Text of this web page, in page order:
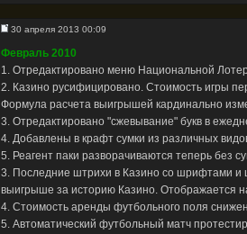
30 апреля 2013 00:09
Февраль 2010
1. Отредактировано меню Национальной
2. Казино русифицировано. Стоимость игры
Формула расчета выигрышей кардинально
3. Отредактировано "сжевывание" букв в
4. Добавлены в крафт сумки из различных
5. Реагент паки разворачиваются теперь без
3. Последние штрихи в Казино со шрифтами
выигрыше за историю Казино. Отображается
4. Стоимость аренды футбольного поля
5. Автоматический футбольный матч